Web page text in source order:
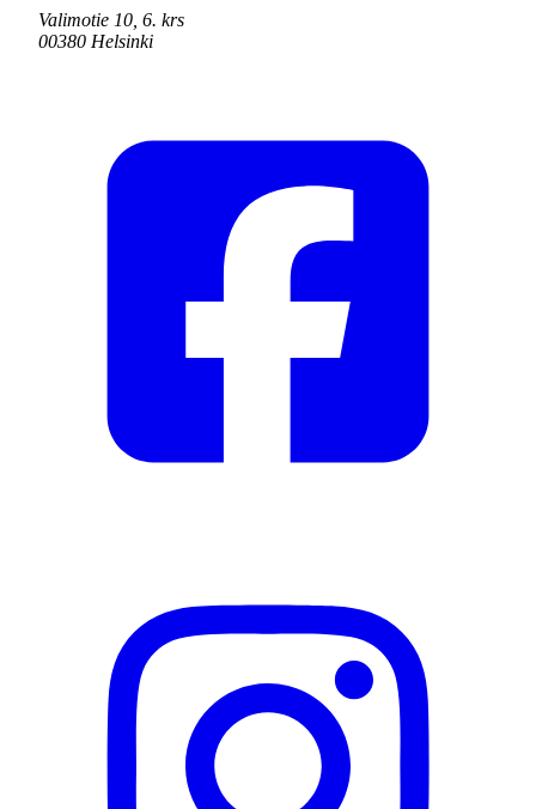
Valimotie 10, 6. krs
00380 Helsinki